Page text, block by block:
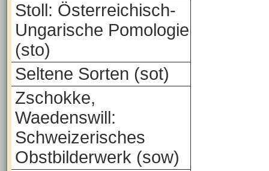
Stoll: Österreichisch-
Ungarische Pomologie
(sto)
Seltene Sorten (sot)
Zschokke,
Waedenswill:
Schweizerisches
Obstbilderwerk (sow)